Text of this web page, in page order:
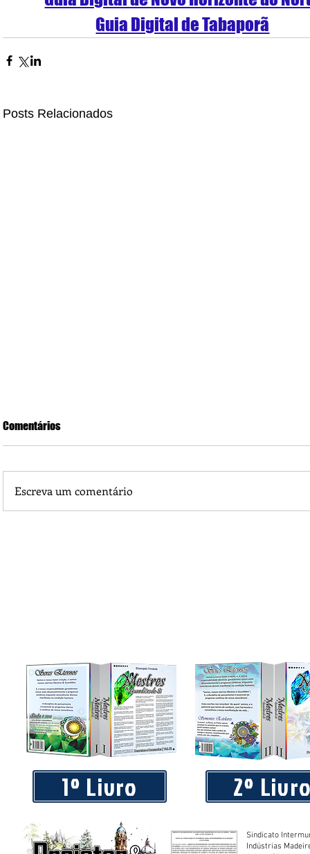
Guia Digital de Tabaporã
Posts Relacionados
Comentários
Escreva um comentário
1º Livro 2º
Sindicato
Indústrias